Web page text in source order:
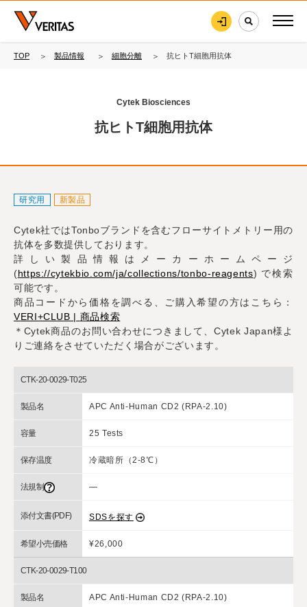
TOP 製品情報 細胞分離 抗ヒトT細胞用抗体
Cytek Biosciences
抗ヒトT細胞用抗体
研究用 新製品
Cytek社ではTonboブランドを含むフローサイトメトリー用の
抗体を多数提供しております。
詳しい製品情報はメーカーホームページ
(https://cytekbio.com/ja/collections/tonbo-reagents) で検索
可能です。
商品コードから価格を調べる、ご購入希望の方はこちら：
VERI+CLUB | 商品検索
＊Cytek商品のお問い合わせにつきまして、Cytek Japan様よ
りご連絡をさせていただく場合がございます。
CTK-20-0029-T025
製品名 APC Anti-Human CD2 (RPA-2.10)
容量 25 Tests
保存温度 冷蔵暗所（2-8℃）
法規制 ―
添付文書(PDF) SDSを探す
希望小売価格 ¥26,000
CTK-20-0029-T100
製品名 APC Anti-Human CD2 (RPA-2.10)